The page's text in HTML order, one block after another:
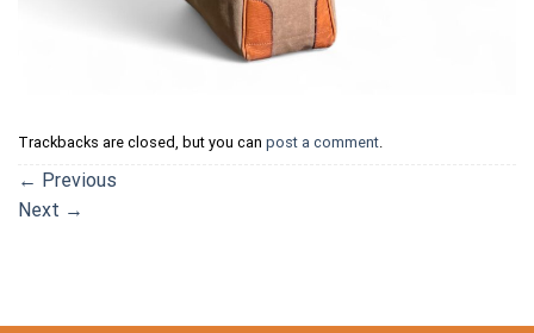
Trackbacks are closed, but you can post a comment.
← Previous
Next →